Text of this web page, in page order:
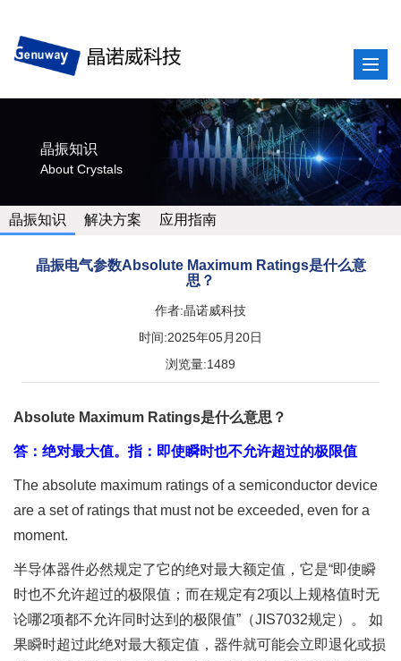
晶振知识
About Crystals
晶振知识 解决方案 应用指南
晶振电气参数Absolute Maximum Ratings是什么意
思？
作者:晶诺威科技
时间:2025年05月20日
浏览量:1489
Absolute Maximum Ratings是什么意思？
答：绝对最大值。指：即使瞬时也不允许超过的极限值
The absolute maximum ratings of a semiconductor device
are a set of ratings that must not be exceeded, even for a
moment.
半导体器件必然规定了它的绝对最大额定值，它是“即使瞬
时也不允许超过的极限值；而在规定有2项以上规格值时无
论哪2项都不允许同时达到的极限值”（JIS7032规定）。 如
果瞬时超过此绝对最大额定值，器件就可能会立即退化或损